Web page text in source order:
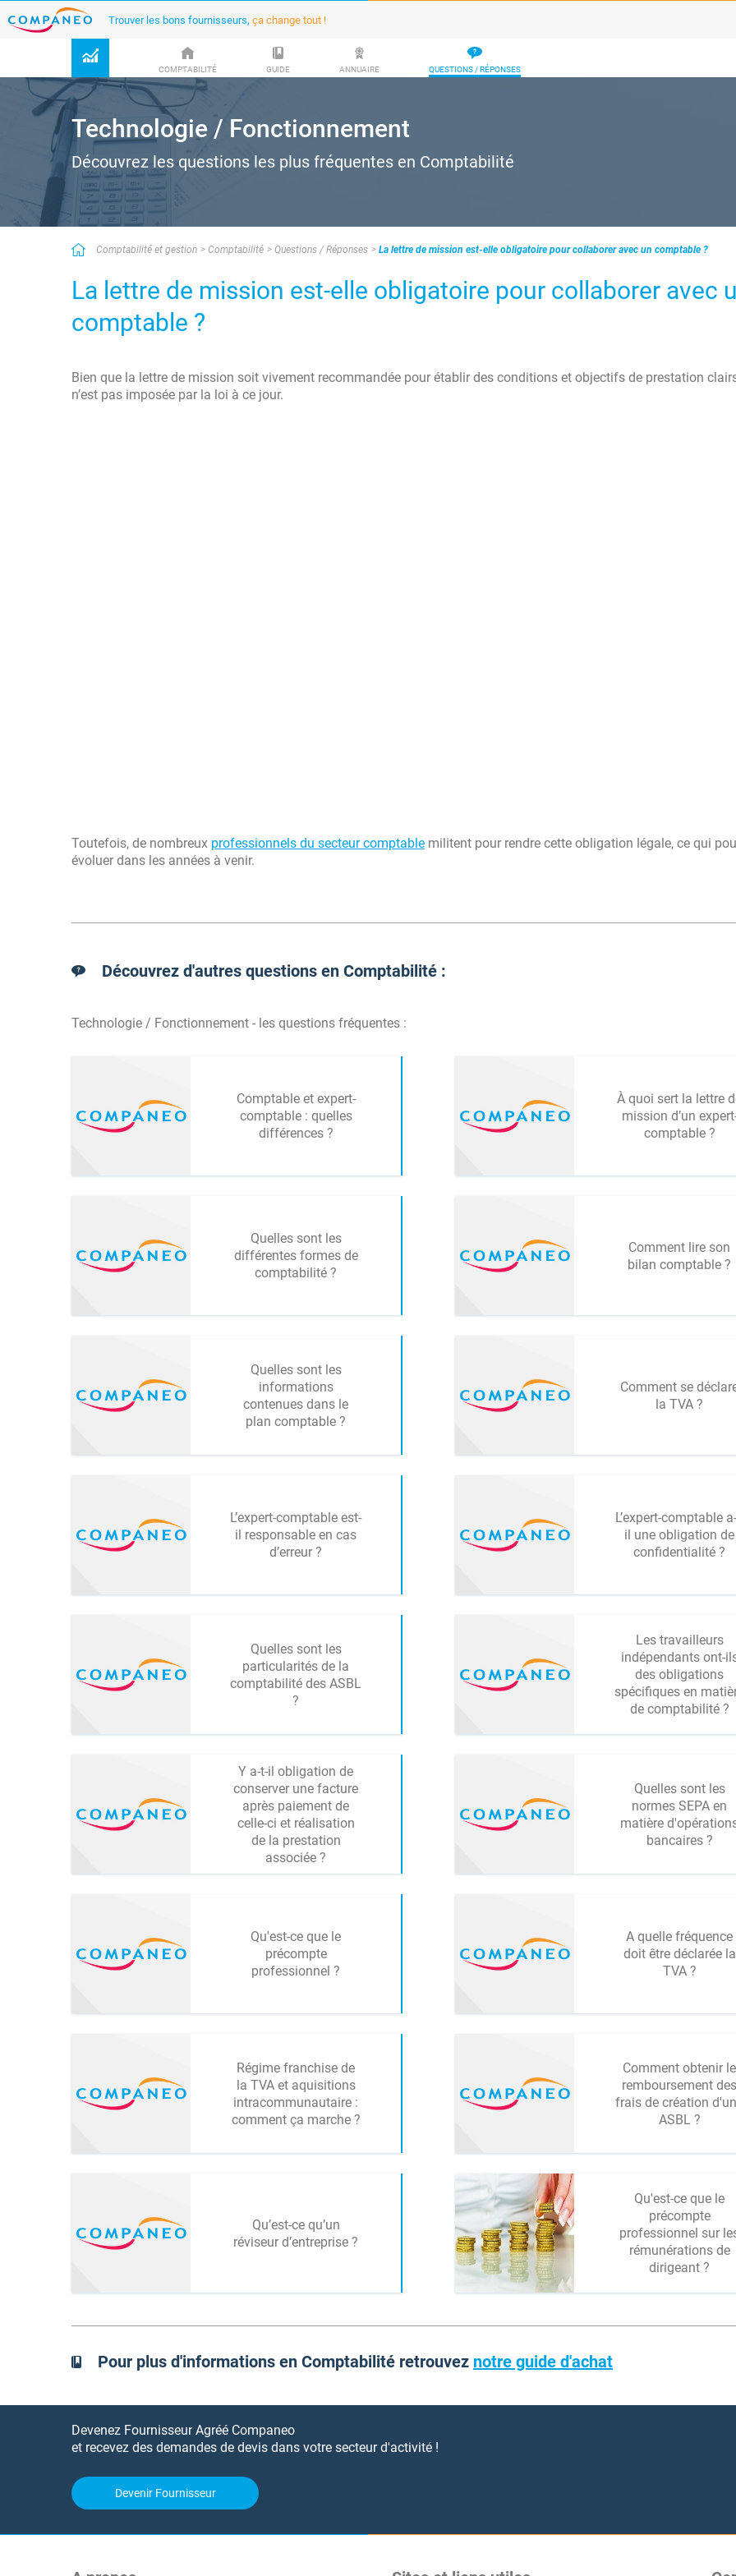
Trouver les bons fournisseurs, ça change tout !
COMPTABILITÉ GUIDE ANNUAIRE QUESTIONS / RÉPONSES
Technologie / Fonctionnement
Découvrez les questions les plus fréquentes en Comptabilité
Comptabilité et gestion Comptabilité Questions / Réponses La lettre de mission est-elle obligatoire pour collaborer avec un comptable ?
La lettre de mission est-elle obligatoire pour collaborer avec
comptable ?
Bien que la lettre de mission soit vivement recommandée pour établir des conditions et objectifs de prestation
n’est pas imposée par la loi à ce jour.
Toutefois, de nombreux professionnels du secteur comptable militent pour rendre cette obligation légale, ce qui
évoluer dans les années à venir.
Découvrez d'autres questions en Comptabilité :
Technologie / Fonctionnement - les questions fréquentes :
Comptable et expert-
comptable : quelles
différences ?
À quoi sert la lettre
mission d’un
comptable ?
Quelles sont les
différentes formes de
comptabilité ?
Comment lire son
bilan comptable ?
Quelles sont les
informations
contenues dans le
plan comptable ?
Comment se
la TVA ?
L’expert-comptable est-
il responsable en cas
d’erreur ?
L’expert-comptable
il une obligation de
confidentialité ?
Quelles sont les
particularités de la
comptabilité des ASBL
?
Les travailleurs
indépendants ont-
des obligations
spécifiques en
de comptabilité ?
Y a-t-il obligation de
conserver une facture
après paiement de
celle-ci et réalisation
de la prestation
associée ?
Quelles sont les
normes SEPA en
matière
bancaires ?
Qu'est-ce que le
précompte
professionnel ?
A quelle fréquence
doit être déclarée la
TVA ?
Régime franchise de
la TVA et aquisitions
intracommunautaire :
comment ça marche ?
Comment obtenir le
remboursement des
frais de création
ASBL ?
Qu’est-ce qu’un
réviseur d’entreprise ?
Qu'est-ce que le
précompte
professionnel sur
rémunérations de
dirigeant ?
Pour plus d'informations en Comptabilité retrouvez notre guide d'achat
Devenez Fournisseur Agréé Companeo
et recevez des demandes de devis dans votre secteur d'activité !
Devenir Fournisseur